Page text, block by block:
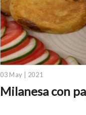
03 May | 2021
Milanesa con